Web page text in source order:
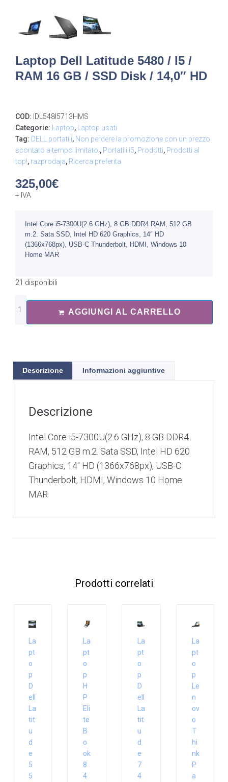
Laptop Dell Latitude 5480 / I5 /
RAM 16 GB / SSD Disk / 14,0″ HD
COD: IDL548I5713HMS
Categorie:
Laptop,
Laptop usati
Tag: DELL portatili, Non perdere la promozione con un prezzo
scontato a tempo limitato!, Portatili i5, Prodotti, Prodotti al
top!, razprodaja, Ricerca preferita
325,00€
+ IVA
Intel Core i5-7300U(2.6 GHz), 8 GB DDR4 RAM, 512 GB
m.2. Sata SSD, Intel HD 620 Graphics, 14″ HD
(1366x768px), USB-C Thunderbolt, HDMI, Windows 10
Home MAR
21 disponibili
AGGIUNGI AL CARRELLO
Descrizione Informazioni aggiuntive
Descrizione
Intel Core i5-7300U(2.6 GHz), 8 GB DDR4
RAM, 512 GB m.2. Sata SSD, Intel HD 620
Graphics, 14″ HD (1366x768px), USB-C
Thunderbolt, HDMI, Windows 10 Home
MAR
Prodotti correlati
La
pt
o
p
D
ell
La
tit
u
d
e
5
5
La
pt
o
p
H
P
Eli
te
B
o
ok
8
4
La
pt
o
p
D
ell
La
tit
u
d
e
7
4
La
pt
o
p
Le
n
ov
o
T
hi
nk
P
a